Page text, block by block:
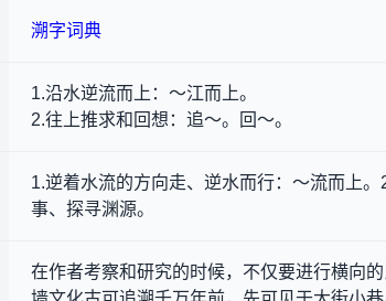
溯字词典
1.沿水逆流而上 ：～江而上。
2.往上推求和回想 ：追～。回～。
1.逆着水流的方向走、逆水而行：～流而上
事、探寻渊源。
在作者考察和研究的时候，不仅要进行横向